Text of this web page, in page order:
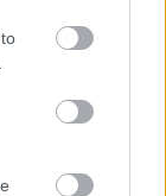
ez A
aludni, ha